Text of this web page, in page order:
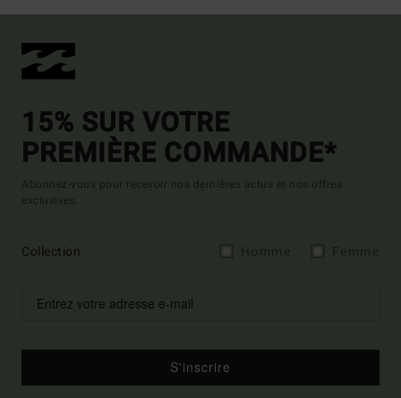
15% SUR VOTRE
PREMIÈRE COMMANDE*
Abonnez-vous pour recevoir nos dernières actus et nos offres
exclusives.
Collection
S'inscrire